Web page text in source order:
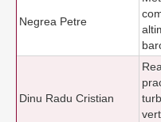
Negrea Petre
Dinu Radu Cristian